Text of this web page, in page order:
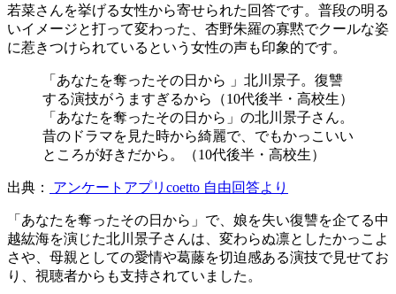
若菜さんを挙げる女性から寄せられた回答です。普段の明る
いイメージと打って変わった、杏野朱羅の寡黙でクールな姿
に惹きつけられているという女性の声も印象的です。
「あなたを奪ったその日から 」北川景子。復讐
する演技がうますぎるから（10代後半・高校生）
「あなたを奪ったその日から」の北川景子さん。
昔のドラマを見た時から綺麗で、でもかっこいい
ところが好きだから。（10代後半・高校生）
出典： アンケートアプリcoetto 自由回答より
「あなたを奪ったその日から」で、娘を失い復讐を企てる中
越紘海を演じた北川景子さんは、変わらぬ凛としたかっこよ
さや、母親としての愛情や葛藤を切迫感ある演技で見せてお
り、視聴者からも支持されていました。